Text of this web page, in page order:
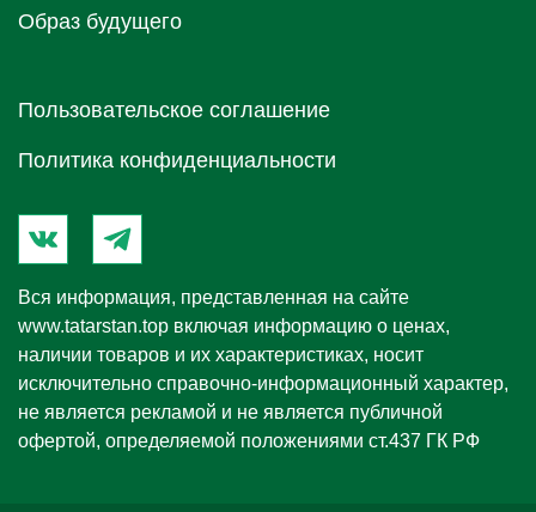
Образ будущего
Пользовательское соглашение
Политика конфиденциальности
Вся информация, представленная на сайте
www.tatarstan.top включая информацию о ценах,
наличии товаров и их характеристиках, носит
исключительно справочно-информационный характер,
не является рекламой и не является публичной
офертой, определяемой положениями ст.437 ГК РФ